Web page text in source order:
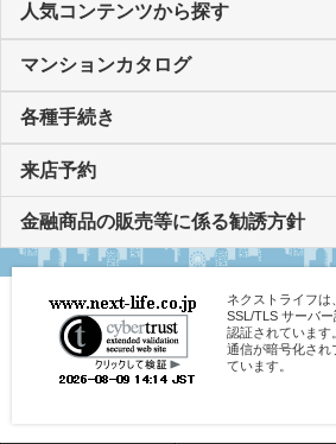
人気コンテンツから探す
マンションカタログ
各種手続き
来店予約
金融商品の販売等に係る勧誘方針
ネクストライフは
SSL/TLS サーバ
認証されています
通信が暗号化され
ています。